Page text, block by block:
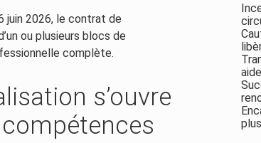
juin 2026, le contrat de
ou plusieurs blocs de
complète.
s’ouvre
plus